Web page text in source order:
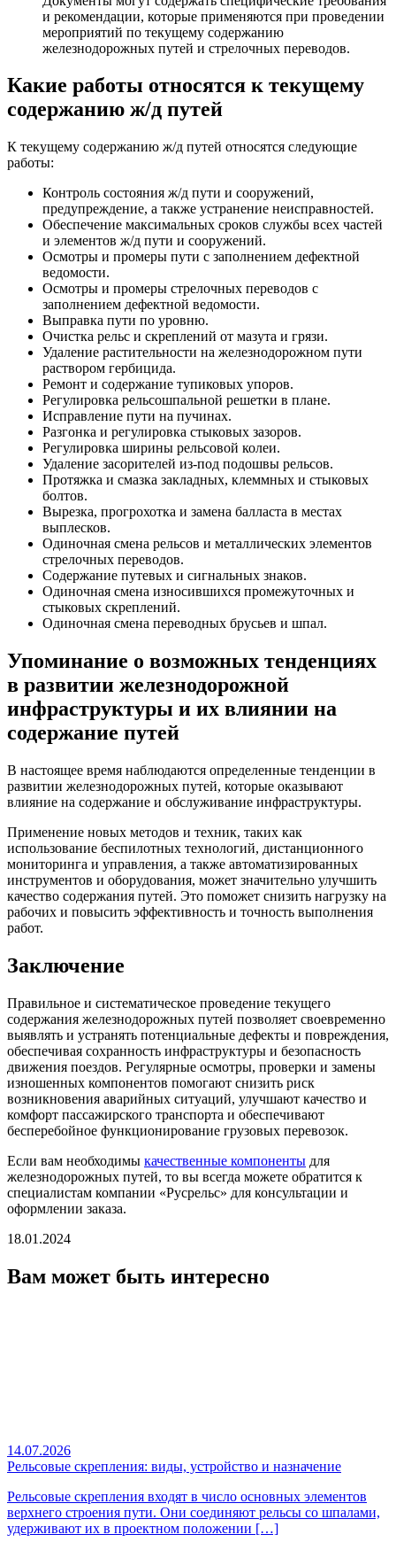
и рекомендации, которые применяются при проведении
мероприятий по текущему содержанию
железнодорожных путей и стрелочных переводов.
Какие работы относятся к текущему
содержанию ж/д путей
К текущему содержанию ж/д путей относятся следующие
работы:
Контроль состояния ж/д пути и сооружений,
предупреждение, а также устранение неисправностей.
Обеспечение максимальных сроков службы всех частей
и элементов ж/д пути и сооружений.
Осмотры и промеры пути с заполнением дефектной
ведомости.
Осмотры и промеры стрелочных переводов с
заполнением дефектной ведомости.
Выправка пути по уровню.
Очистка рельс и скреплений от мазута и грязи.
Удаление растительности на железнодорожном пути
раствором гербицида.
Ремонт и содержание тупиковых упоров.
Регулировка рельсошпальной решетки в плане.
Исправление пути на пучинах.
Разгонка и регулировка стыковых зазоров.
Регулировка ширины рельсовой колеи.
Удаление засорителей из-под подошвы рельсов.
Протяжка и смазка закладных, клеммных и стыковых
болтов.
Вырезка, прогрохотка и замена балласта в местах
выплесков.
Одиночная смена рельсов и металлических элементов
стрелочных переводов.
Содержание путевых и сигнальных знаков.
Одиночная смена износившихся промежуточных и
стыковых скреплений.
Одиночная смена переводных брусьев и шпал.
Упоминание о возможных тенденциях
в развитии железнодорожной
инфраструктуры и их влиянии на
содержание путей
В настоящее время наблюдаются определенные тенденции в
развитии железнодорожных путей, которые оказывают
влияние на содержание и обслуживание инфраструктуры.
Применение новых методов и техник, таких как
использование беспилотных технологий, дистанционного
мониторинга и управления, а также автоматизированных
инструментов и оборудования, может значительно улучшить
качество содержания путей. Это поможет снизить нагрузку на
рабочих и повысить эффективность и точность выполнения
работ.
Заключение
Правильное и систематическое проведение текущего
содержания железнодорожных путей позволяет своевременно
выявлять и устранять потенциальные дефекты и повреждения,
обеспечивая сохранность инфраструктуры и безопасность
движения поездов. Регулярные осмотры, проверки и замены
изношенных компонентов помогают снизить риск
возникновения аварийных ситуаций, улучшают качество и
комфорт пассажирского транспорта и обеспечивают
бесперебойное функционирование грузовых перевозок.
Если вам необходимы качественные компоненты для
железнодорожных путей, то вы всегда можете обратится к
специалистам компании «Русрельс» для консультации и
оформлении заказа.
18.01.2024
Вам может быть интересно
14.07.2026
Рельсовые скрепления: виды, устройство и назначение
Рельсовые скрепления входят в число основных элементов
верхнего строения пути. Они соединяют рельсы со шпалами,
удерживают их в проектном положении […]